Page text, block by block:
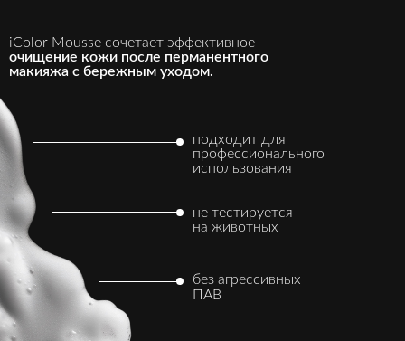
iColor Mousse сочетает эффективное
очищение кожи после перманентного
макияжа с бережным уходом.
подходит для
профессионального
использования
не тестируется
на животных
без агрессивных
ПАВ